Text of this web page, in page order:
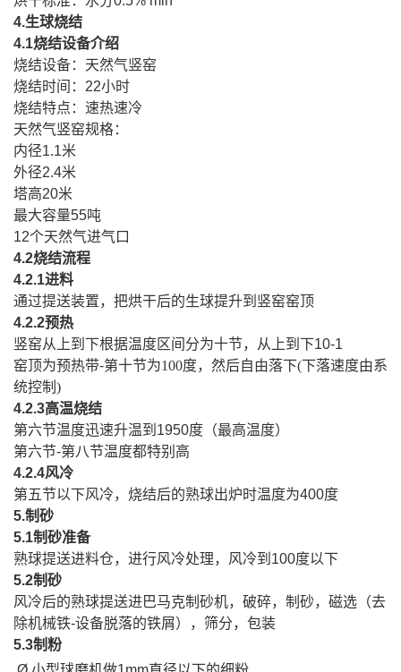
4.生球烧结
4.1烧结设备介绍
烧结设备：天然气竖窑
烧结时间： 22小时
烧结特点：速热速冷
天然气竖窑规格：
内径1.1米
外径2.4米
塔高20米
最大容量55吨
12个天然气进气口
4.2烧结流程
4.2.1进料
通过提送装置，把烘干后的生球提升到竖窑窑顶
4.2.2预热
竖窑从上到下根据温度区间分为十节，从上到下10-1
窑顶为预热带-第十节为100度，然后自由落下(下落速度由系
统控制 )
4.2.3高温烧结
第六节温度迅速升温到 1950度（最高温度）
第六节-第八节温度都特别高
4.2.4风冷
第五节以下风冷，烧结后的熟球出炉时温度为400度
5.制砂
5.1制砂准备
熟球提送进料仓，进行风冷处理，风冷到 100度以下
5.2制砂
风冷后的熟球提送进巴马克制砂机，破碎，制砂，磁选（去
除机械铁-设备脱落的铁屑），筛分，包装
5.3制粉